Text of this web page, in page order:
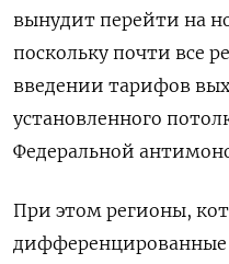
вынудит перейти на
поскольку почти все
введении тарифов
установленного
Федеральной
При этом регионы,
дифференцированные